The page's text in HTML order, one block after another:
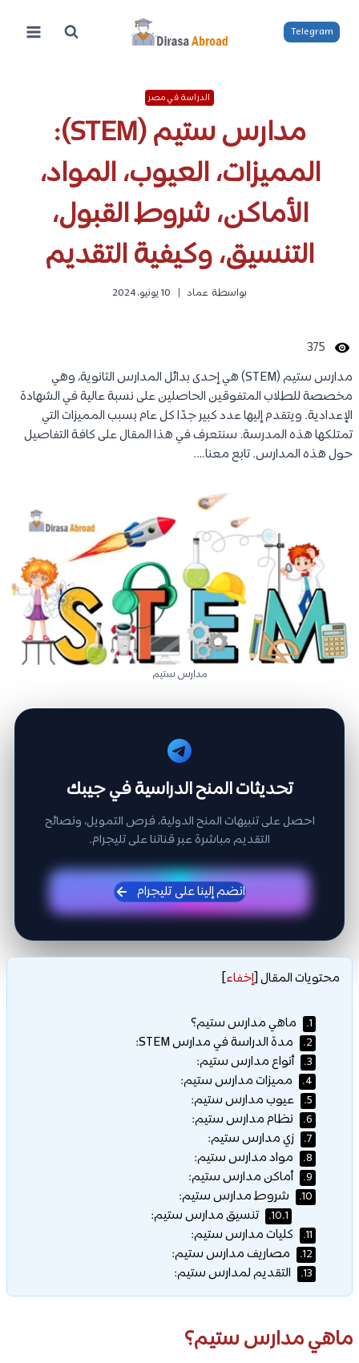
المحتوى
Telegram
الدراسة في مصر
مدارس ستيم (STEM):
المميزات، العيوب، المواد،
الأماكن، شروط القبول،
التنسيق، وكيفية التقديم
بواسطة عماد 10 يونيو، 2024
375
مدارس ستيم (STEM) هي إحدى بدائل المدارس الثانوية، وهي
مخصصة للطلاب المتفوقين الحاصلين على نسبة عالية في الشهادة
الإعدادية. ويتقدم إليها عدد كبير جدًا كل عام بسبب المميزات التي
تمتلكها هذه المدرسة. سنتعرف في هذا المقال على كافة التفاصيل
حول هذه المدارس. تابع معنا….
مدارس ستيم
تحديثات المنح الدراسية في جيبك
احصل على تنبيهات المنح الدولية، فرص التمويل، ونصائح
التقديم مباشرة عبر قناتنا على تليجرام.
انضم إلينا على تليجرام
محتويات المقال[إخفاء]
1. ماهي مدارس ستيم؟
2. مدة الدراسة في مدارس STEM:
3. أنواع مدارس ستيم:
4. مميزات مدارس ستيم:
5. عيوب مدارس ستيم:
6. نظام مدارس ستيم:
7. زي مدارس ستيم:
8. مواد مدارس ستيم:
9. أماكن مدارس ستيم:
10. شروط مدارس ستيم:
10.1. تنسيق مدارس ستيم:
11. كليات مدارس ستيم:
12. مصاريف مدارس ستيم:
13. التقديم لمدارس ستيم:
ماهي مدارس ستيم؟